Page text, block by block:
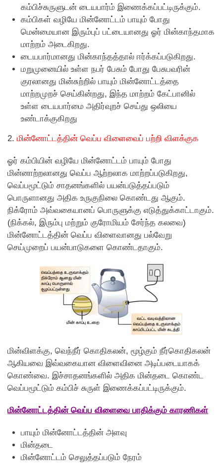
கம்பிச்சுருளுடன் டையபார்ம் இணைக்கப்பட்டிருக்கும்.
கம்பிகள் வழியே மின்னோட்டம் பாயும் போது
மென்மையான இரும்புப் பட்டையானது ஓர் மின்காந்தமாக
மாற்றம் அடைகிறது.
டையபார்மானது மின்காந்தத்தால் ஈர்க்கப்படுகிறது.
மறுமுனையில் உள்ள நபர் பேசும் போது பேசுபவரின்
குரலானது மின்சுற்றில் பாயும் மின்னோட்டத்தை
மாற்றமுறச் செய்கின்றது, இந்த மாற்றம் கேட்பானில்
உள்ள டையபார்மை அதிர்வுறச் செய்து ஒலியை
உண்டாக்குகிறது
2. மின்னோட்டத்தின் வெப்ப விளைவைப் பற்றி விளக்குக
ஓர் கம்பியின் வழியே மின்னோட்டம் பாயும் போது
மின்னாற்றலானது வெப்ப ஆற்றலாக மாற்றப்படுகிறது,
வெப்பமூட்டும் சாதனங்களில் பயன்படுத்தப்படும்
பொருளானது அதிக உருகுநிலை கொண்டது ஆகும்.
நிக்ரோம் அவ்வகையானப் பொருளுக்கு எடுத்துக்காட்டாகும்.
(நிக்கல், இரும்பு மற்றும் குரோமியம் சேர்ந்த கலவை)
மின்னோட்டத்தின் வெப்ப விளைவானது பல்வேறு
செய்முறைப் பயன்பாடுகளை கொண்டதாகும்.
மின்விளக்கு, வெந்நீர் கொதிகலன், மூழ்கும் நீர்கொதிகலன்
ஆகியவை இவ்வகையான விளைவினை அடிப்படையாகக்
கொண்வை. இச்சாதனங்களில் அதிக மின்தடை கொண்ட
வெப்பமூட்டும் கம்பிச் சுருள் இணைக்கப்பட்டிருக்கும்.
மின்னோட்டத்தின் வெப்ப விளைவை பாதிக்கும் காரணிகள்
பாயும் மின்னோட்டத்தின் அளவு
மின்தடை
மின்னோட்டம் செலுத்தப்படும் நேரம்